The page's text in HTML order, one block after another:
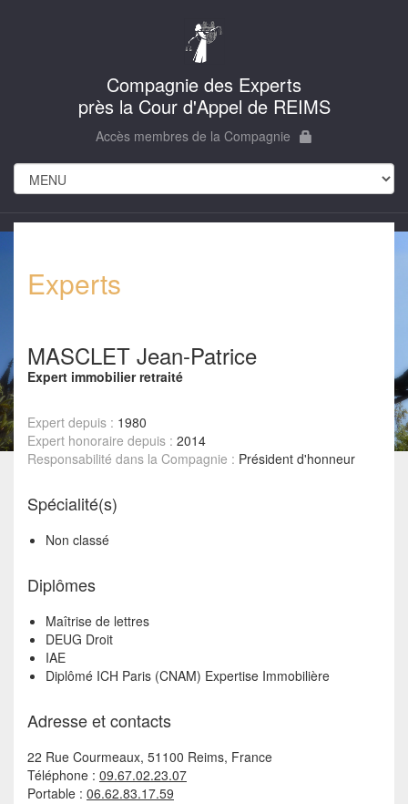
Compagnie des Experts
près la Cour d'Appel de REIMS
Accès membres de la Compagnie
Experts
MASCLET Jean-Patrice
Expert immobilier retraité
Expert depuis : 1980
Expert honoraire depuis : 2014
Responsabilité dans la Compagnie : Président d'honneur
Spécialité(s)
Non classé
Diplômes
Maîtrise de lettres
DEUG Droit
IAE
Diplômé ICH Paris (CNAM) Expertise Immobilière
Adresse et contacts
22 Rue Courmeaux, 51100 Reims, France
Téléphone : 09.67.02.23.07
Portable : 06.62.83.17.59